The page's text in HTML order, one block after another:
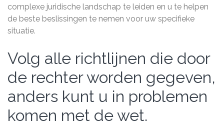
complexe juridische landschap te leiden en u te helpen
de beste beslissingen te nemen voor uw specifieke
situatie.
Volg alle richtlijnen die door
de rechter worden gegeven,
anders kunt u in problemen
komen met de wet.